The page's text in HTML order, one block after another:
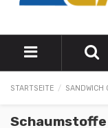
STARTSEITE SANDWICH
Schaumstoffe